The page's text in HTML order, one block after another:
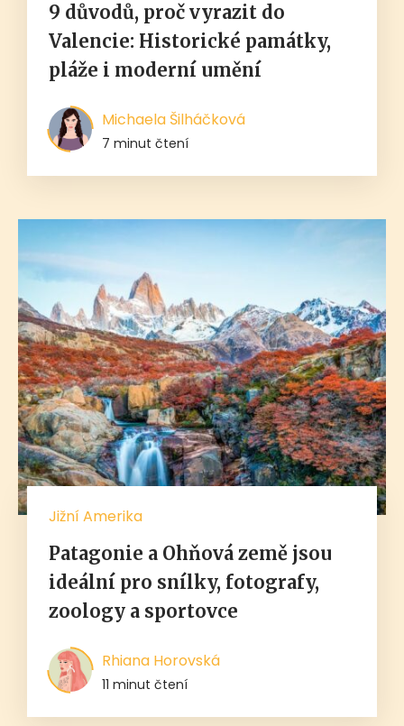
9 důvodů, proč vyrazit do
Valencie: Historické památky,
pláže i moderní umění
Michaela Šilháčková
7 minut čtení
Jižní Amerika
Patagonie a Ohňová země jsou
ideální pro snílky, fotografy,
zoology a sportovce
Rhiana Horovská
11 minut čtení